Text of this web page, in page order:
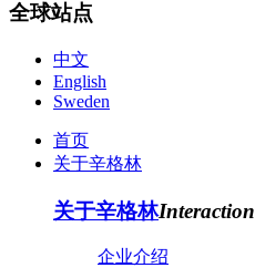
全球站点
中文
English
Sweden
首页
关于辛格林
关于辛格林Interaction
企业介绍